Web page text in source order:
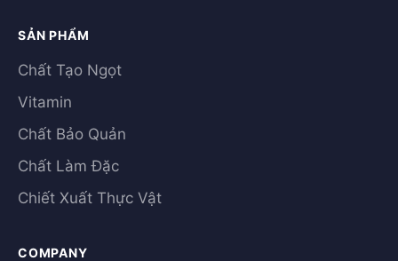
SẢN PHẨM
Chất Tạo Ngọt
Vitamin
Chất Bảo Quản
Chất Làm Đặc
Chiết Xuất Thực Vật
COMPANY